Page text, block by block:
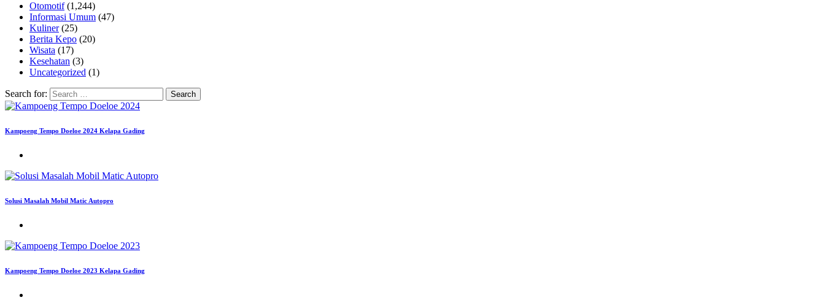
Otomotif(1,244)
Informasi Umum (47)
Kuliner(25)
Berita Kepo (20)
Wisata (17)
Kesehatan (3)
Uncategorized (1)
Search for:
Kampoeng Tempo Doeloe 2024 Kelapa Gading
Solusi Masalah Mobil Matic Autopro
Kampoeng Tempo Doeloe 2023 Kelapa Gading